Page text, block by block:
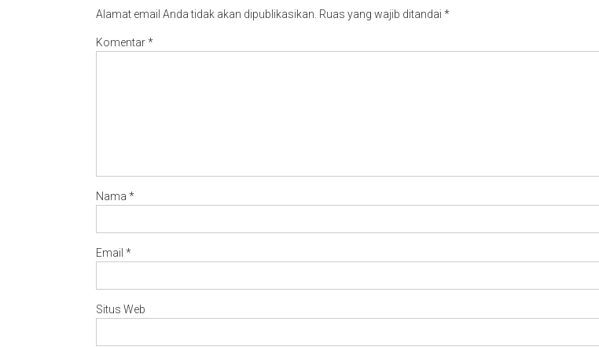
Alamat email Anda tidak akan dipublikasikan. Ruas yang wajib ditandai *
Komentar*
Nama *
Email *
Situs Web